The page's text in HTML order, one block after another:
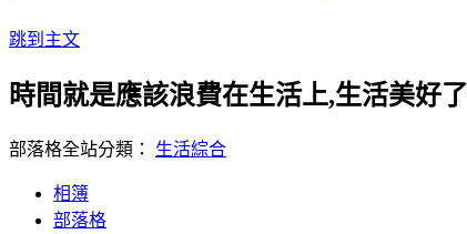
跳到主文
時間就是應該浪費在生活上,生活美好
部落格全站分類： 生活綜合
相簿
部落格